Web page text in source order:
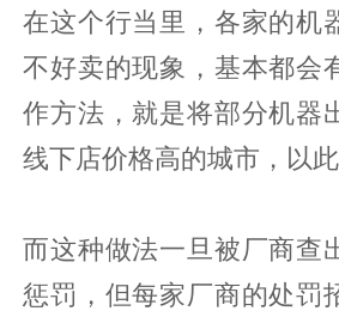
在这个行当里，各家的机
不好卖的现象，基本都会
作方法，就是将部分机器
线下店价格高的城市，以
而这种做法一旦被厂商查
惩罚，但每家厂商的处罚